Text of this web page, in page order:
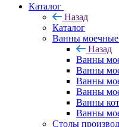
Каталог
Назад
Каталог
Ванны моечные
Назад
Ванны
Ванны
Ванны
Ванны
Ванны
Ванны
Столы